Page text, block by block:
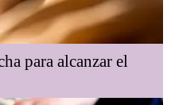
para alcanzar el